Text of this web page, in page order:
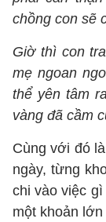
chồng con sẽ
Giờ thì con
mẹ ngoan
thể yên tâm
vàng đã cầm
Cùng với đó
ngày, từng
chi vào việc
một khoản